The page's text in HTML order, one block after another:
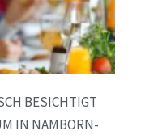
BESICHTIGT
IN NAMBORN-